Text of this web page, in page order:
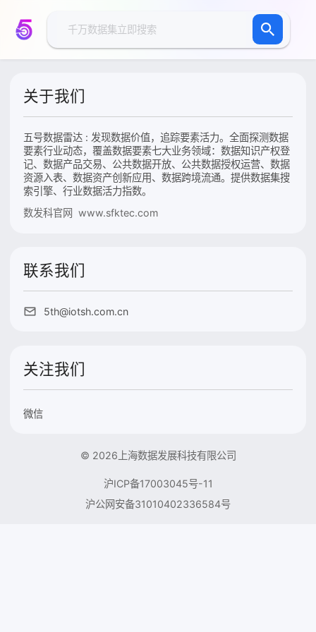
关于我们
五号数据雷达 : 发现数据价值，追踪要素活力。全面探测数据
要素行业动态，覆盖数据要素七大业务领域：数据知识产权登
记、数据产品交易、公共数据开放、公共数据授权运营、数据
资源入表、数据资产创新应用、数据跨境流通。提供数据集搜
索引擎、行业数据活力指数。
数发科官网 www.sfktec.com
联系我们
5th@iotsh.com.cn
关注我们
微信
© 2026上海数据发展科技有限公司
沪ICP备17003045号-11
沪公网安备31010402336584号